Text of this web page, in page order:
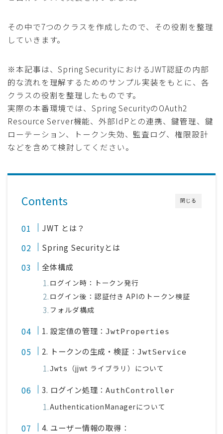
その中で7つのクラスを作成したので、その役割を整理
していきます。
※本記事は、Spring SecurityにおけるJWT認証の内部
的な流れを理解するためのサンプル実装をもとに、各
クラスの役割を整理したものです。
実際の本番環境では、Spring SecurityのOAuth2
Resource Server機能、外部IdPとの連携、鍵管理、鍵
ローテーション、トークン失効、監査ログ、権限設計
などを含めて検討してください。
閉じる
Contents
JWT とは？
Spring Securityとは
全体構成
ログイン時：トークン発行
ログイン後：認証付き APIのトークン検証
フォルダ構成
1. 設定値の管理：JwtProperties
2. トークンの生成・検証： JwtService
Jwts （jjwt ライブラリ）について
3. ログイン処理：AuthController
AuthenticationManagerについて
4. ユーザー情報の取得：